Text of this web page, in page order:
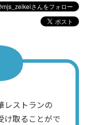
レストランの
け取ることがで